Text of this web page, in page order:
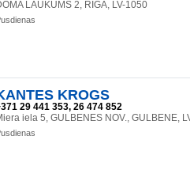
LAUKUMS 2, RĪGA, LV-1050
KROGS
29 441 353, 26 474 852
iela 5, GULBENES NOV., GULBENE,